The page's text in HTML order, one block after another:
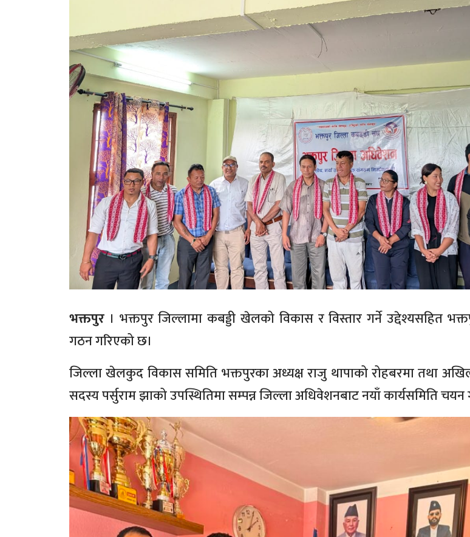
भक्तपुर । भक्तपुर जिल्लामा कबड्डी खेलको विकास र विस्तार गर्ने उद्देश्यसहित
गठन गरिएको छ।
जिल्ला खेलकुद विकास समिति भक्तपुरका अध्यक्ष राजु थापाको रोहबरमा तथा
सदस्य पर्सुराम झाको उपस्थितिमा सम्पन्न जिल्ला अधिवेशनबाट नयाँ कार्यसमिति चयन